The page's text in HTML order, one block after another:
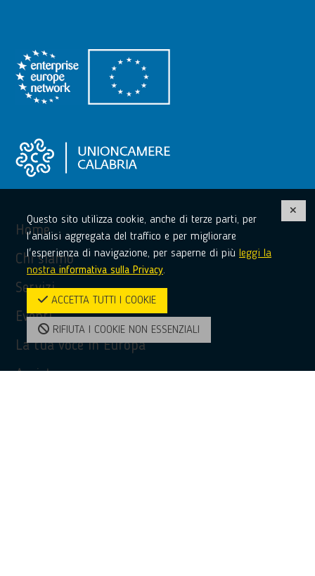
Home
Chi siamo
Servizi
Eventi
La tua voce in Europa
Assistenza
Questo sito utilizza cookie, anche di terze parti, per
l'analisi aggregata del traffico e per migliorare
l'esperienza di navigazione, per saperne di più leggi la
nostra informativa sulla Privacy.
ACCETTA TUTTI I COOKIE
RIFIUTA I COOKIE NON ESSENZIALI